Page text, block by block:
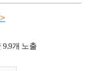
9.9개 노출